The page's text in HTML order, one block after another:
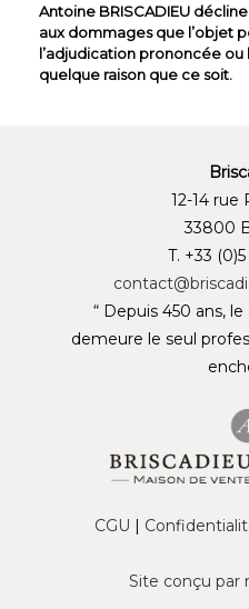
Antoine BRISCADIEU
aux dommages que l’objet
l’adjudication prononcée ou
quelque raison que ce soit.
12-14 rue
33800
T. +33 (0)5
“ Depuis 450 ans,
demeure le seul
CGU |
Site conçu par